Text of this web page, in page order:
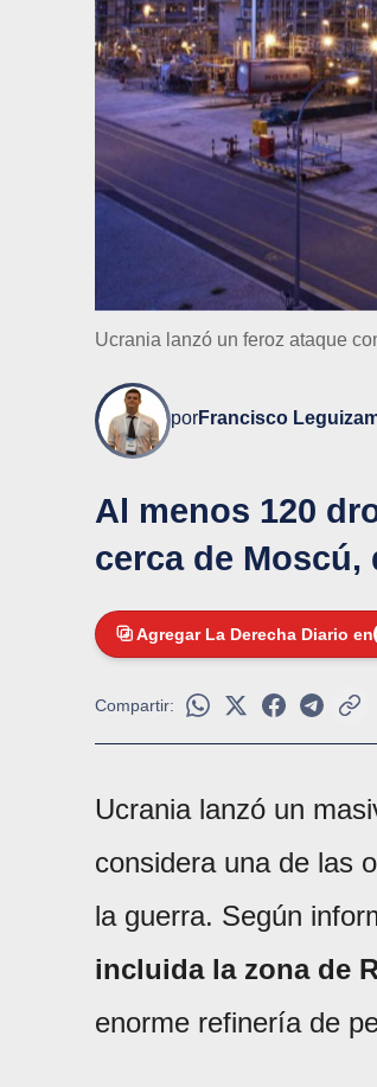
Ucrania lanzó un feroz ataque
porFrancisco
Al menos 120
cerca de
Agregar La Derecha Diario en
Compartir:
Ucrania lanzó un
considera una de las
la guerra. Según
incluida la zona de
enorme refinería de